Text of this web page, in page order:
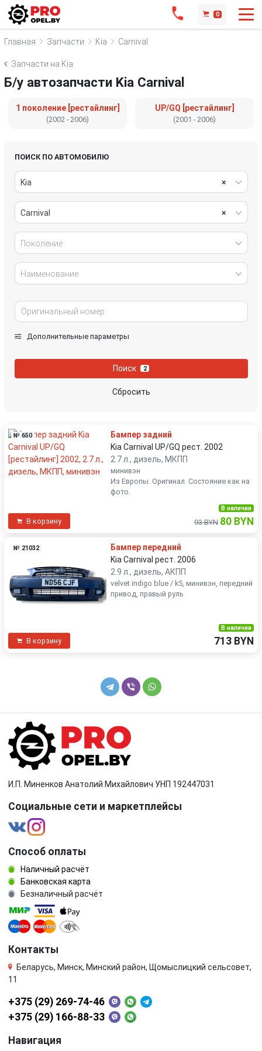
0
Главная Запчасти Kia Carnival
Запчасти на Kia
Б/у автозапчасти Kia Carnival
1 поколение [рестайлинг]
(2002 - 2006)
UP/GQ [рестайлинг]
(2001 - 2006)
ПОИСК ПО АВТОМОБИЛЮ
×
Kia
×
Carnival
Поколение
Наименование
Дополнительные параметры
Поиск 2
Сбросить
№ 650
Бампер задний
Kia Carnival UP/GQ рест. 2002
2.7 л., дизель, МКПП
минивэн
Из Европы. Оригинал. Состояние как на
фото.
В корзину
В наличии
93 BYN 80 BYN
№ 21032
Бампер передний
Kia Carnival рест. 2006
2.9 л., дизель, АКПП
velvet indigo blue / k5, минивэн, передний
привод, правый руль
В корзину
В наличии
713 BYN
И.П. Миненков Анатолий Михайлович УНП 192447031
Социальные сети и маркетплейсы
Способ оплаты
Наличный расчёт
Банковская карта
Безналичный расчёт
Контакты
Беларусь, Минск, Минский район, Щомыслицкий сельсовет,
11
+375 (29) 269-74-46
+375 (29) 166-88-33
Навигация